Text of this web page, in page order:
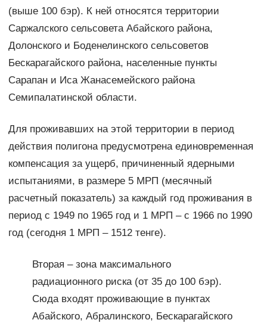
(выше 100 бэр). К ней относятся территории
Саржалского сельсовета Абайского района,
Долонского и Боденелинского сельсоветов
Бескарагайского района, населенные пункты
Сарапан и Иса Жанасемейского района
Семипалатинской области.
Для проживавших на этой территории в период
действия полигона предусмотрена единовременная
компенсация за ущерб, причиненный ядерными
испытаниями, в размере 5 МРП (месячный
расчетный показатель) за каждый год проживания в
период с 1949 по 1965 год и 1 МРП – с 1966 по 1990
год (сегодня 1 МРП – 1512 тенге).
Вторая – зона максимального
радиационного риска (от 35 до 100 бэр).
Сюда входят проживающие в пунктах
Абайского, Абралинского, Бескарагайского